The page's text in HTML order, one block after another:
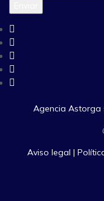
Agencia Astorga
Aviso legal |